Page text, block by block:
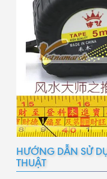
HƯỚNG DẪN SỬ
THUẬT